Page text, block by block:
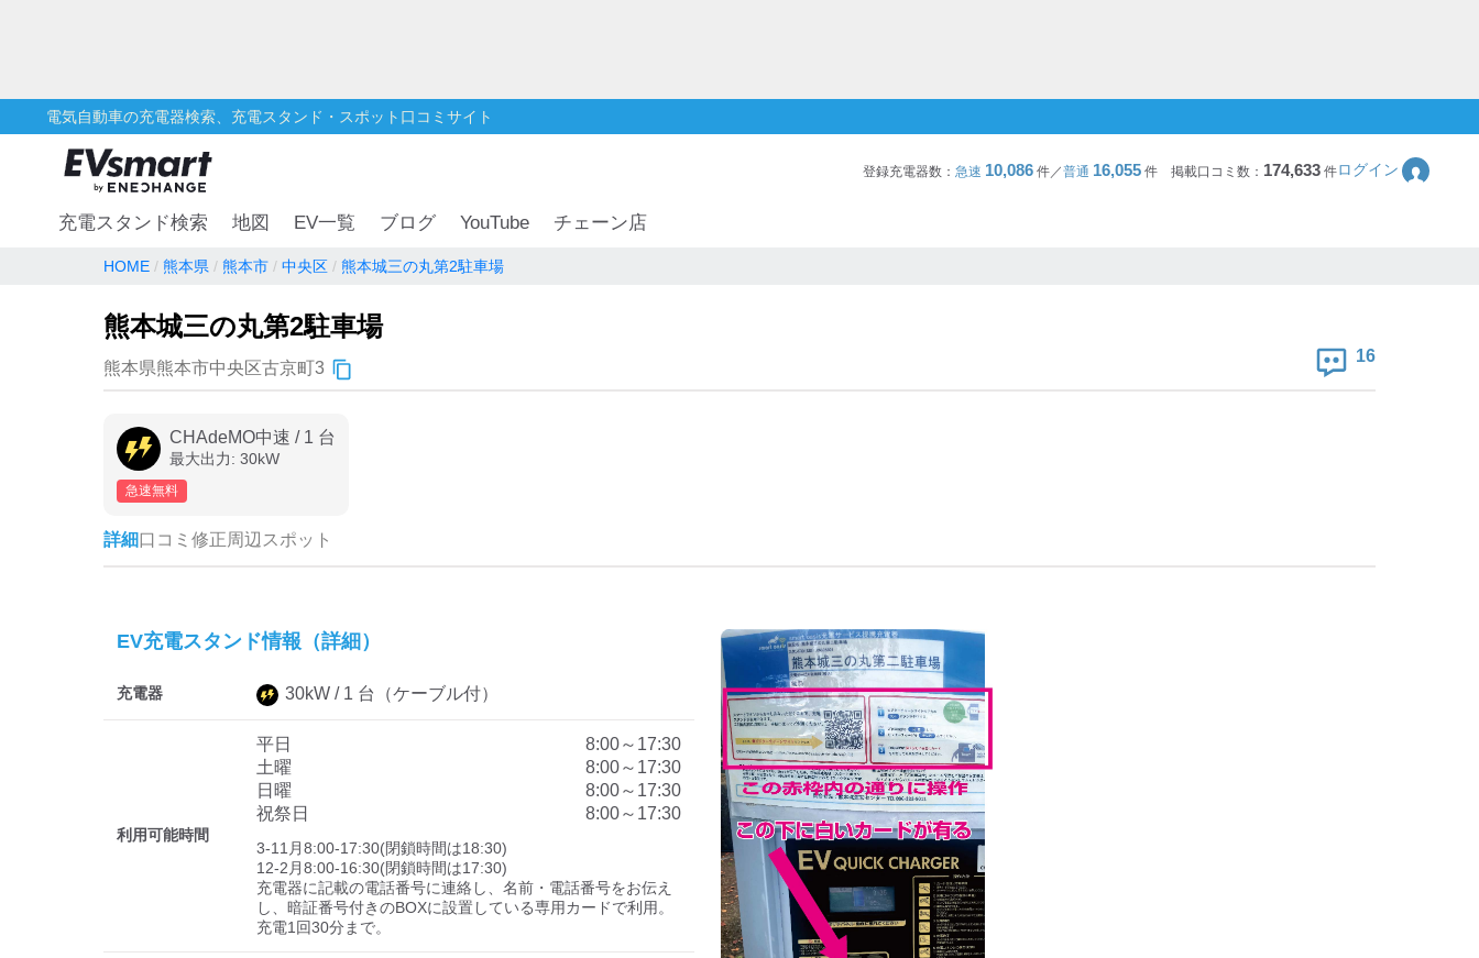
電気自動車の充電器検索、充電スタンド・スポット口コミサイト
登録充電器数： 急速 10,086 件／普通 16,055 件 掲載口コミ数： 174,633件ログイン
充電スタンド検索 地図 EV一覧 ブログ YouTube チェーン店
HOME 熊本県 熊本市 中央区 熊本城三の丸第2駐車場
熊本城三の丸第2駐車場
熊本県熊本市中央区古京町3
16
CHAdeMO中速 / 1 台
最大出力: 30kW
急速無料
詳細口コミ 修正周辺スポット
EV充電スタンド情報（詳細）
充電器 30kW / 1 台 （ケーブル付）
利用可能時間
平日
8:00～17:30
土曜
8:00～17:30
日曜
8:00～17:30
祝祭日
8:00～17:30
3-11月8:00-17:30(閉鎖時間は18:30)
12-2月8:00-16:30(閉鎖時間は17:30)
充電器に記載の電話番号に連絡し、名前・電話番号をお伝え
し、暗証番号付きのBOXに設置している専用カードで利用。
充電1回30分まで。